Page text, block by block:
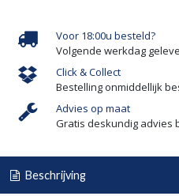
Voor 18:00u besteld?
Volgende werkdag
Click & Collect
Bestelling onmiddellijk
Advies op maat
Gratis deskundig advies
Beschrijving